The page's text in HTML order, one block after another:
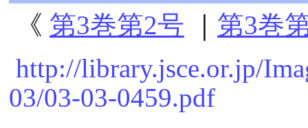
《 第3巻第2号
第3巻
http://library.jsce.or.jp/
03/03-03-0459.pdf